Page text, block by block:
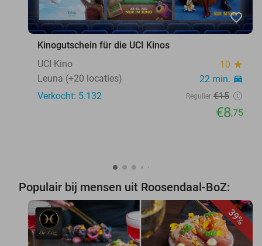
favorite_border
Kinogutschein für die UCI Kinos
UCI Kino
10 star
Leuna (+20 locaties) 22 min. directions_car
Verkocht: 5.132 Regulier €15
€8,75
Populair bij mensen uit Roosendaal-BoZ:
39%